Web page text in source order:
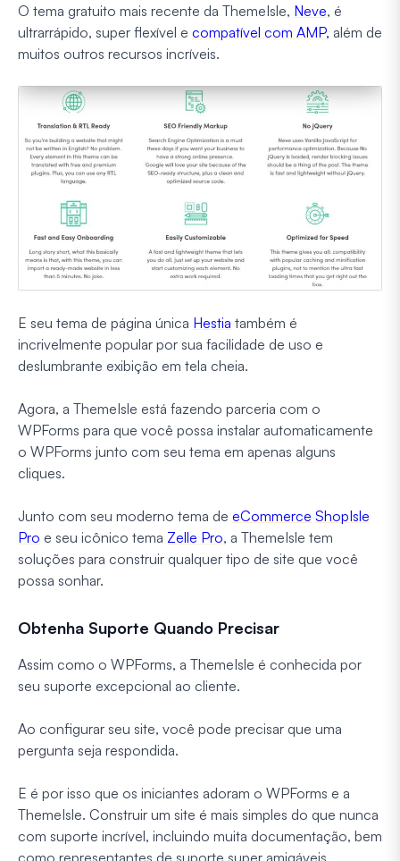
O tema gratuito mais recente da ThemeIsle, Neve, é
ultrarrápido, super flexível e compatível com AMP, além de
muitos outros recursos incríveis.
E seu tema de página única Hestia também é
incrivelmente popular por sua facilidade de uso e
deslumbrante exibição em tela cheia.
Agora, a ThemeIsle está fazendo parceria com o
WPForms para que você possa instalar automaticamente
o WPForms junto com seu tema em apenas alguns
cliques.
Junto com seu moderno tema de eCommerce ShopIsle
Pro e seu icônico tema Zelle Pro, a ThemeIsle tem
soluções para construir qualquer tipo de site que você
possa sonhar.
Obtenha Suporte Quando Precisar
Assim como o WPForms, a ThemeIsle é conhecida por
seu suporte excepcional ao cliente.
Ao configurar seu site, você pode precisar que uma
pergunta seja respondida.
E é por isso que os iniciantes adoram o WPForms e a
ThemeIsle. Construir um site é mais simples do que nunca
com suporte incrível, incluindo muita documentação, bem